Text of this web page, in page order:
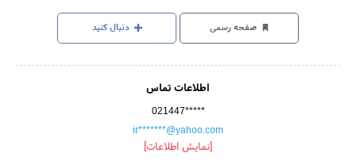
صفحه رسمی دنبال کنید
اطلاعات تماس
021447*****
ir*******@yahoo.com
[نمایش اطلاعات]